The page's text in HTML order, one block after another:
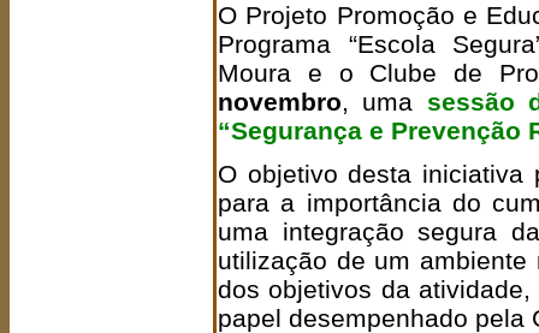
O Projeto Promoção e
Programa “Escola
Moura e o Clube de
novembro, uma sessão
“Segurança e Prevenção
O objetivo desta iniciativa
para a importância do
uma integração segura
utilização de um
dos objetivos da
papel desempenhado pela